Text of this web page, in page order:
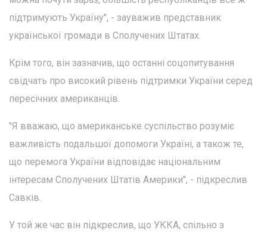
підтримують Україну", - зауважив представник
української громади в Сполучених Штатах.
Крім того, він зазначив, що останні соцопитування
свідчать про високий рівень підтримки України серед
пересічних американців.
"Я вважаю, що американське суспільство розуміє
важливість подальшої допомоги Україні, а також те,
що перемога України відповідає національним
інтересам Сполучених Штатів Америки", - підкреслив
Савків.
У той же час він підкреслив, що УККА, спільно з